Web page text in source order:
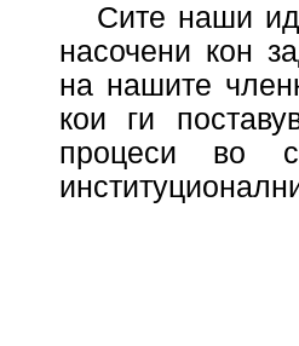
Сите наши
насочени кон
на нашите
кои ги
процеси во